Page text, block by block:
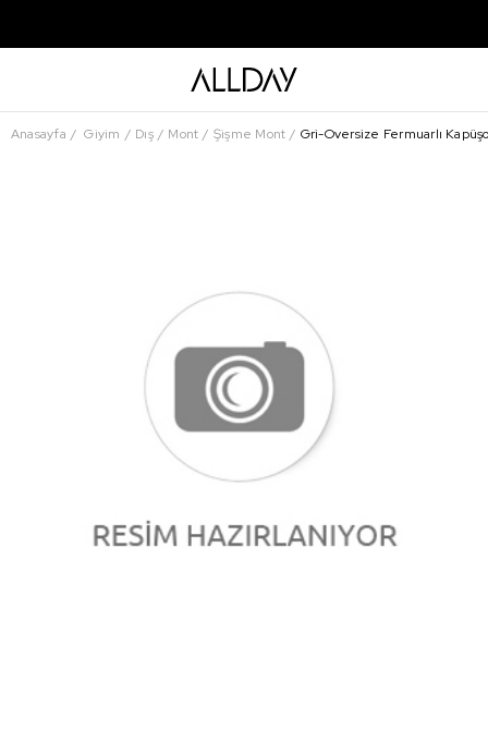
Anasayfa Giyim Dış Mont Şişme Mont Gri-Oversize Fermuarlı